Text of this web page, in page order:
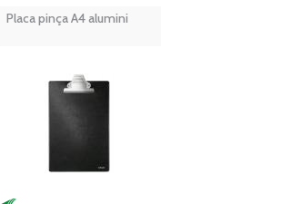
Placa pinça A4 alumini